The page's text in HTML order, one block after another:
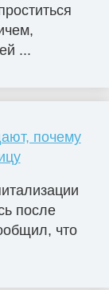
...
почему
после
что